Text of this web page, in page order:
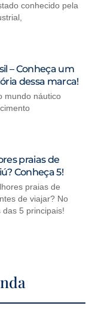
conhecido pela
– Conheça um
dessa marca!
mundo náutico
praias de
Conheça 5!
praias de
de viajar? No
5 principais!